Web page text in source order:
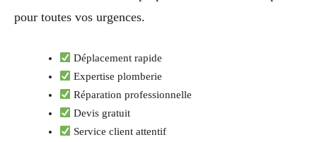
pour toutes vos urgences.
Déplacement rapide
Expertise plomberie
Réparation professionnelle
Devis gratuit
Service client attentif